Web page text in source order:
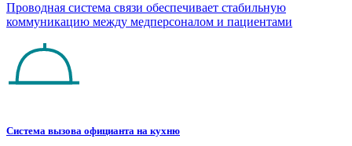
Проводная система связи обеспечивает стабильную
коммуникацию между медперсоналом и пациентами
Система вызова официанта на кухню